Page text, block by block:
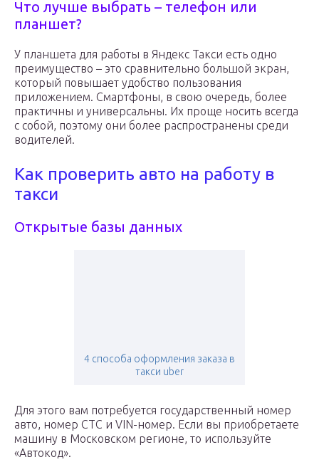
Что лучше выбрать – телефон или
планшет?
У планшета для работы в Яндекс Такси есть одно
преимущество – это сравнительно большой экран,
который повышает удобство пользования
приложением. Смартфоны, в свою очередь, более
практичны и универсальны. Их проще носить всегда
с собой, поэтому они более распространены среди
водителей.
Как проверить авто на работу в
такси
Открытые базы данных
4 способа оформления заказа в
такси uber
Для этого вам потребуется государственный номер
авто, номер СТС и VIN-номер. Если вы приобретаете
машину в Московском регионе, то используйте
«Автокод».